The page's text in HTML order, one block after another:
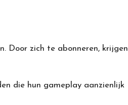
Door zich te abonneren, krijgen
die hun gameplay aanzienlijk